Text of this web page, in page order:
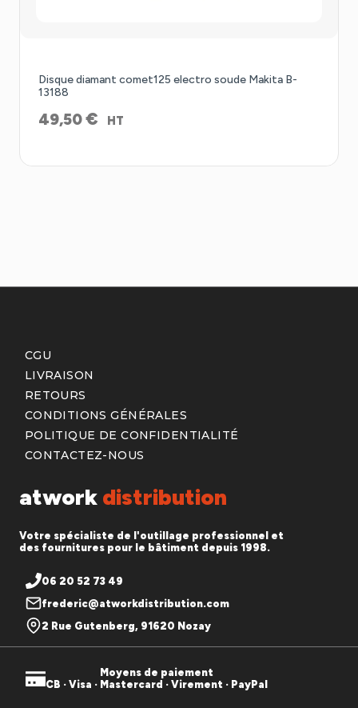
Disque diamant comet125 electro soude Makita B-
13188
49,50€ HT
atwork distribution
Votre spécialiste de l'outillage professionnel et
des fournitures pour le bâtiment depuis 1998.
06 20 52 73 49
frederic@atworkdistribution.com
2 Rue Gutenberg, 91620 Nozay
CGU
LIVRAISON
RETOURS
CONDITIONS GÉNÉRALES
POLITIQUE DE CONFIDENTIALITÉ
CONTACTEZ-NOUS
Moyens de paiement
CB · Visa · Mastercard · Virement · PayPal